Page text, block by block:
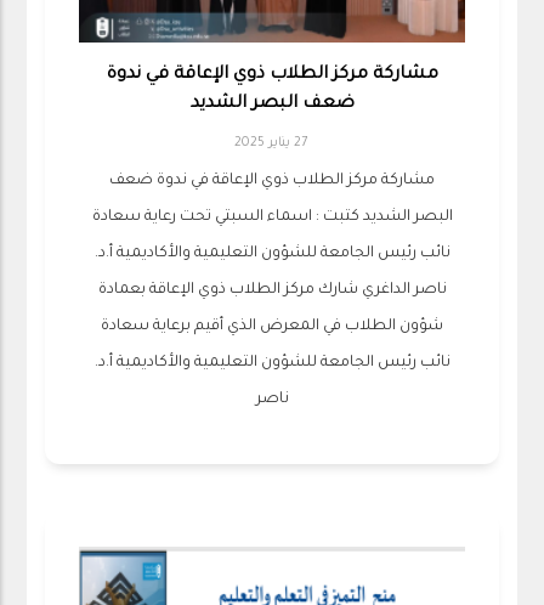
مشاركة مركز الطلاب ذوي الإعاقة في ندوة
ضعف البصر الشديد
27 يناير 2025
مشاركة مركز الطلاب ذوي الإعاقة في ندوة ضعف
البصر الشديد كتبت : اسماء السبتي تحت رعاية سعادة
نائب رئيس الجامعة للشؤون التعليمية والأكاديمية أ.د.
ناصر الداغري شارك مركز الطلاب ذوي الإعاقة بعمادة
شؤون الطلاب في المعرض الذي أقيم برعاية سعادة
نائب رئيس الجامعة للشؤون التعليمية والأكاديمية أ.د.
ناصر